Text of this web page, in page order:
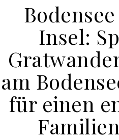
Insel:
am
für einen